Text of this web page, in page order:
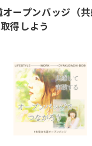
ープンバッジ（
得しよう